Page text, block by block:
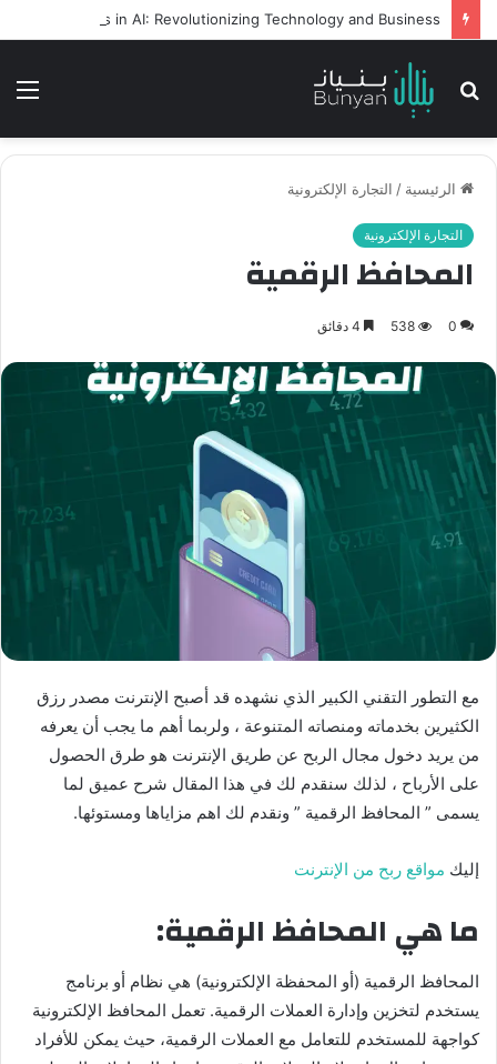
بحث
الرئيسية / التجارة الإلكترونية
التجارة الإلكترونية
المحافظ الرقمية
0
538
مع التطور التقني الكبير الذي نشهده قد أصبح الإنترنت مصدر رزق
الكثيرين بخدماته ومنصاته المتنوعة ، ولربما أهم ما يجب أن يعرفه
من يريد دخول مجال الربح عن طريق الإنترنت هو طرق الحصول
على الأرباح ، لذلك سنقدم لك في هذا المقال شرح عميق لما
يسمى ” المحافظ الرقمية ” ونقدم لك اهم مزاياها ومستوئها.
إليك مواقع ربح من الإنترنت
ما هي المحافظ الرقمية:
المحافظ الرقمية (أو المحفظة الإلكترونية) هي نظام أو برنامج
يستخدم لتخزين وإدارة العملات الرقمية. تعمل المحافظ الإلكترونية
كواجهة للمستخدم للتعامل مع العملات الرقمية، حيث يمكن للأفراد